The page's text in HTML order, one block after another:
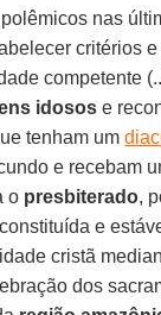
nas
critérios
competente
idosos e
tenham um
e recebam
o presbiterado,
e
cristã
dos